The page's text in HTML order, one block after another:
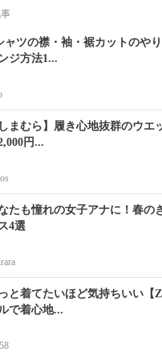
ャツの襟・袖・裾カットのや
ジ方法1...
しまむら】履き心地抜群のウエ
円...
たも憧れの女子アナに！春の
4選
と着てたいほど気持ちいい【
で着心地...